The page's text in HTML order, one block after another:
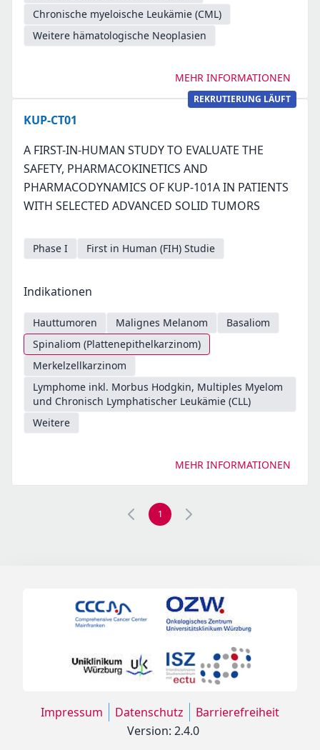
Chronische myeloische Leukämie (CML)
Weitere hämatologische Neoplasien
MEHR INFORMATIONEN
REKRUTIERUNG LÄUFT
KUP-CT01
A FIRST-IN-HUMAN STUDY TO EVALUATE THE
SAFETY, PHARMACOKINETICS AND
PHARMACODYNAMICS OF KUP-101A IN PATIENTS
WITH SELECTED ADVANCED SOLID TUMORS
Phase I First in Human (FIH) Studie
Indikationen
Hauttumoren Malignes Melanom
Basaliom
Spinaliom (Plattenepithelkarzinom)
Merkelzellkarzinom
Lymphome inkl. Morbus Hodgkin, Multiples Myelom
und Chronisch Lymphatischer Leukämie (CLL)
Weitere
MEHR INFORMATIONEN
1
Impressum Datenschutz
Barrierefreiheit
Version: 2.4.0